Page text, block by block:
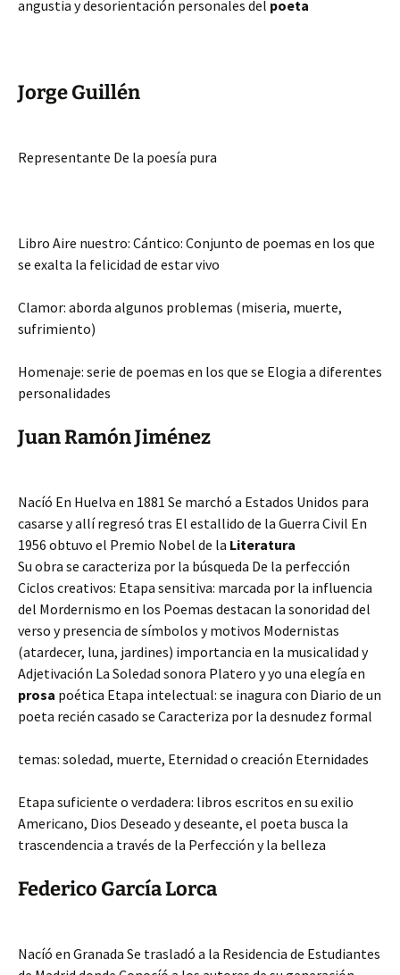
angustia y desorientación personales del poeta
Jorge Guillén
Representante De la poesía pura
Libro Aire nuestro: Cántico: Conjunto de poemas en los que
se exalta la felicidad de estar vivo
Clamor: aborda algunos problemas (miseria, muerte,
sufrimiento)
Homenaje: serie de poemas en los que se Elogia a diferentes
personalidades
Juan Ramón Jiménez
Nacíó En Huelva en 1881 Se marchó a Estados Unidos para
casarse y allí regresó tras El estallido de la Guerra Civil En
1956 obtuvo el Premio Nobel de la Literatura
Su obra se caracteriza por la búsqueda De la perfección
Ciclos creativos: Etapa sensitiva: marcada por la influencia
del Mordernismo en los Poemas destacan la sonoridad del
verso y presencia de símbolos y motivos Modernistas
(atardecer, luna, jardines) importancia en la musicalidad y
Adjetivación La Soledad sonora Platero y yo una elegía en
prosa poética Etapa intelectual: se inagura con Diario de un
poeta recién casado se Caracteriza por la desnudez formal
temas: soledad, muerte, Eternidad o creación Eternidades
Etapa suficiente o verdadera: libros escritos en su exilio
Americano, Dios Deseado y deseante, el poeta busca la
trascendencia a través de la Perfección y la belleza
Federico García Lorca
Nacíó en Granada Se trasladó a la Residencia de Estudiantes